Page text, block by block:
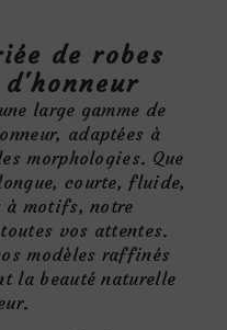
de robes
large gamme de
adaptées à
morphologies. Que
courte, fluide,
à motifs, notre
vos attentes.
modèles raffinés
la beauté naturelle